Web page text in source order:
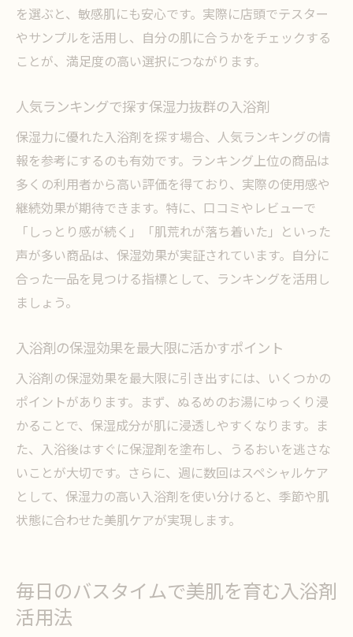
を選ぶと、敏感肌にも安心です。実際に店頭でテスター
やサンプルを活用し、自分の肌に合うかをチェックする
ことが、満足度の高い選択につながります。
人気ランキングで探す保湿力抜群の入浴剤
保湿力に優れた入浴剤を探す場合、人気ランキングの情
報を参考にするのも有効です。ランキング上位の商品は
多くの利用者から高い評価を得ており、実際の使用感や
継続効果が期待できます。特に、口コミやレビューで
「しっとり感が続く」「肌荒れが落ち着いた」といった
声が多い商品は、保湿効果が実証されています。自分に
合った一品を見つける指標として、ランキングを活用し
ましょう。
入浴剤の保湿効果を最大限に活かすポイント
入浴剤の保湿効果を最大限に引き出すには、いくつかの
ポイントがあります。まず、ぬるめのお湯にゆっくり浸
かることで、保湿成分が肌に浸透しやすくなります。ま
た、入浴後はすぐに保湿剤を塗布し、うるおいを逃さな
いことが大切です。さらに、週に数回はスペシャルケア
として、保湿力の高い入浴剤を使い分けると、季節や肌
状態に合わせた美肌ケアが実現します。
毎日のバスタイムで美肌を育む入浴剤
活用法